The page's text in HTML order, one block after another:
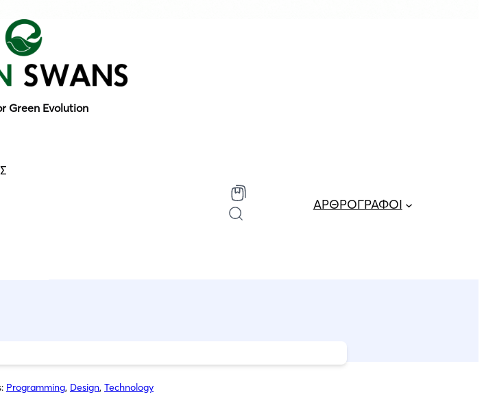
Green Evolution
ΑΡΘΡΟΓΡΑΦΟΙ
Programming, Design, Technology